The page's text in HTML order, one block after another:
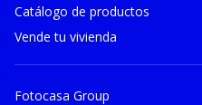
Catálogo de productos
Vende tu vivienda
Fotocasa Group